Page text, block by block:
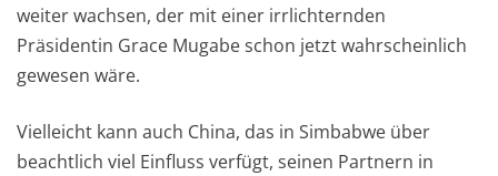
weiter wachsen, der mit einer irrlichternden
Präsidentin Grace Mugabe schon jetzt wahrscheinlich
gewesen wäre.
Vielleicht kann auch China, das in Simbabwe über
beachtlich viel Einfluss verfügt, seinen Partnern in